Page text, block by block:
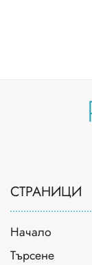
СТРАНИЦИ
Начало
Търсене